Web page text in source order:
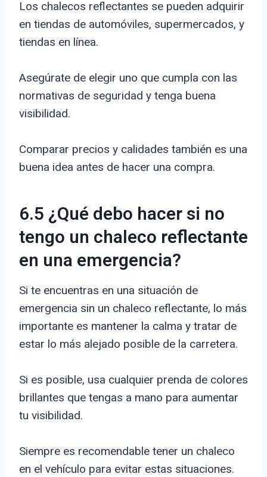
Los chalecos reflectantes se pueden adquirir
en tiendas de automóviles, supermercados, y
tiendas en línea.
Asegúrate de elegir uno que cumpla con las
normativas de seguridad y tenga buena
visibilidad.
Comparar precios y calidades también es una
buena idea antes de hacer una compra.
6.5 ¿Qué debo hacer si no
tengo un chaleco reflectante
en una emergencia?
Si te encuentras en una situación de
emergencia sin un chaleco reflectante, lo más
importante es mantener la calma y tratar de
estar lo más alejado posible de la carretera.
Si es posible, usa cualquier prenda de colores
brillantes que tengas a mano para aumentar
tu visibilidad.
Siempre es recomendable tener un chaleco
en el vehículo para evitar estas situaciones.